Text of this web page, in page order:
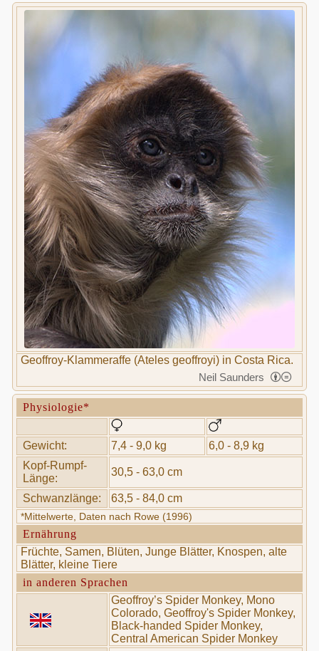
Geoffroy-Klammeraffe (Ateles geoffroyi) in Costa Rica.
Neil Saunders
Physiologie*
Gewicht: 7,4 - 9,0 kg
6,0 - 8,9 kg
Kopf-Rumpf-
Länge:
30,5 - 63,0 cm
Schwanzlänge: 63,5 - 84,0 cm
*Mittelwerte, Daten nach Rowe (1996)
Ernährung
Früchte, Samen, Blüten, Junge Blätter, Knospen, alte
Blätter, kleine Tiere
in anderen Sprachen
Geoffroy’s Spider Monkey, Mono
Colorado, Geoffroy's Spider Monkey,
Black-handed Spider Monkey,
Central American Spider Monkey